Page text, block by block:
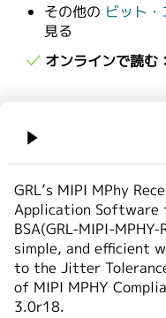
日本語
韓国語
その他の ビット
見る
オンラインで読む：
GRL’s MIPI MPhy
Application Software
BSA(GRL-MIPI-
simple, and efficient
to the Jitter
of MIPI MPHY
3.0r18.